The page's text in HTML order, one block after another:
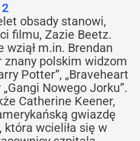
obsady stanowi,
filmu, Zazie Beetz.
wziął m.in. Brendan
znany polskim widzom
Potter”, „Braveheart
Nowego Jorku”.
Catherine Keener,
gwiazdę
która wcieliła się w